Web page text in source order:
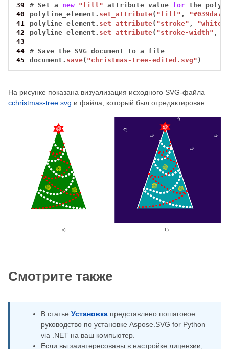
39
# Set a new "fill" attribute value for the
40
polyline_element. set_attribute( "fill" , "#039da7"
41
polyline_element. set_attribute( "stroke" , "white"
42
polyline_element. set_attribute( "stroke-width" ,
43
44
# Save the SVG document to a
file
45
document. save( "сhristmas-tree-edited.svg" )
На рисунке показана визуализация исходного SVG-файла
сchristmas-tree.svg и файла, который был отредактирован.
Смотрите также
В статье Установка представлено пошаговое
руководство по установке Aspose.SVG for Python
via .NET на ваш компьютер.
Если вы заинтересованы в настройке лицензии,